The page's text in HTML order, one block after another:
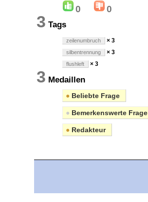
0 0
3 Tags
zeilenumbruch × 3
silbentrennung × 3
flushleft × 3
3 Medaillen
● Beliebte Frage
● Bemerkenswerte Frage
● Redakteur